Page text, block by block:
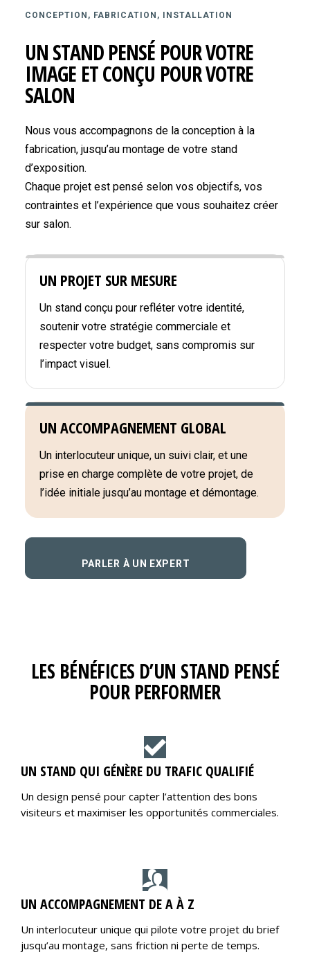
CONCEPTION, FABRICATION, INSTALLATION
UN STAND PENSÉ POUR VOTRE
IMAGE ET CONÇU POUR VOTRE
SALON
Nous vous accompagnons de la conception à la
fabrication, jusqu’au montage de votre stand
d’exposition.
Chaque projet est pensé selon vos objectifs, vos
contraintes et l’expérience que vous souhaitez créer
sur salon.
UN PROJET SUR MESURE
Un stand conçu pour refléter votre identité,
soutenir votre stratégie commerciale et
respecter votre budget, sans compromis sur
l’impact visuel.
UN ACCOMPAGNEMENT GLOBAL
Un interlocuteur unique, un suivi clair, et une
prise en charge complète de votre projet, de
l’idée initiale jusqu’au montage et démontage.
PARLER À UN EXPERT
LES BÉNÉFICES D’UN STAND PENSÉ
POUR PERFORMER
UN STAND QUI GÉNÈRE DU TRAFIC QUALIFIÉ
Un design pensé pour capter l’attention des bons
visiteurs et maximiser les opportunités commerciales.
UN ACCOMPAGNEMENT DE A À Z
Un interlocuteur unique qui pilote votre projet du brief
jusqu’au montage, sans friction ni perte de temps.